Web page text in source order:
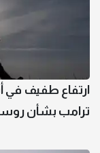
ارتفاع طفيف في
ترامب بشأن